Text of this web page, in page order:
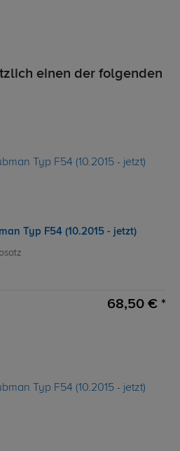
einen der folgenden
Typ F54 (10.2015 - jetzt)
68,50 € *